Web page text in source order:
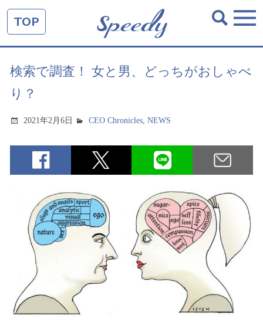
TOP
検索で調査！ 女と男、どっちがおしゃべ
り？
2021年2月6日 CEO Chronicles,NEWS